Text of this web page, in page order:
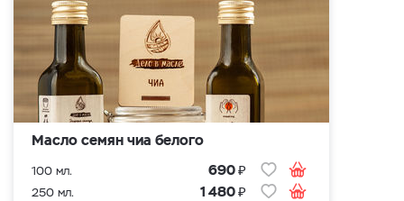
Масло семян чиа белого
100 мл. 690₽
250 мл. 1 480₽